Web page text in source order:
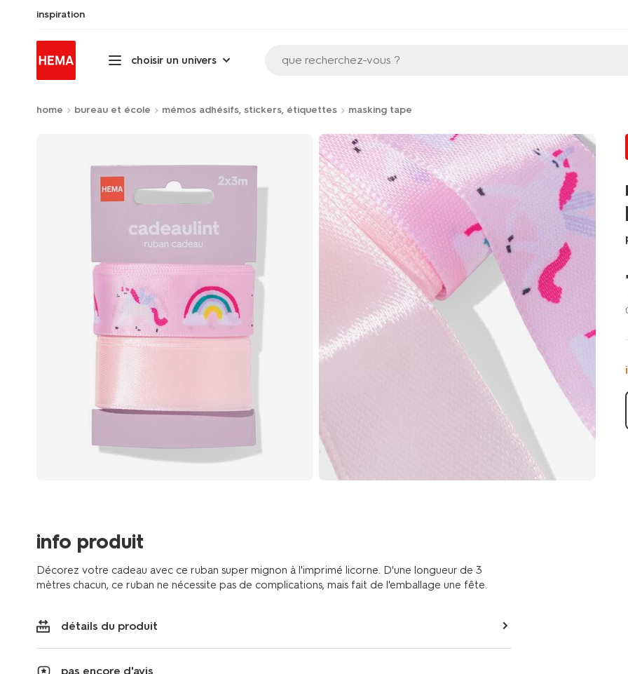
inspiration
choisir un univers que recherchez-vous ?
home bureau et école mémos adhésifs, stickers, étiquettes masking tape
info produit
Décorez votre cadeau avec ce ruban super mignon à l'imprimé licorne. D'une longueur de 3
mètres chacun, ce ruban ne nécessite pas de complications, mais fait de l'emballage une fête.
détails du produit
pas encore d'avis